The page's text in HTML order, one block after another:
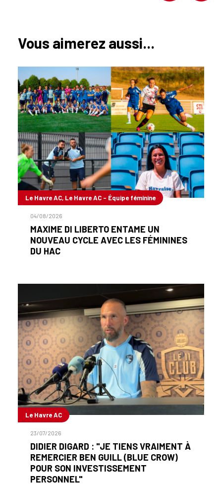
Vous aimerez aussi...
Le Havre AC, Le Havre AC - Équipe féminine
04/08/2026
MAXIME DI LIBERTO ENTAME UN
NOUVEAU CYCLE AVEC LES FÉMININES
DU HAC
Le Havre AC
23/07/2026
DIDIER DIGARD : "JE TIENS VRAIMENT À
REMERCIER BEN GUILL (BLUE CROW)
POUR SON INVESTISSEMENT
PERSONNEL"